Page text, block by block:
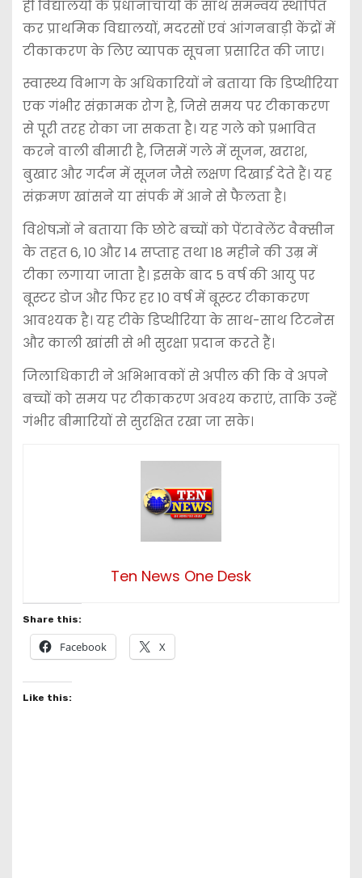
ही विद्यालयों के प्रधानाचार्यों के साथ समन्वय स्थापित
कर प्राथमिक विद्यालयों, मदरसों एवं आंगनबाड़ी केंद्रों में
टीकाकरण के लिए व्यापक सूचना प्रसारित की जाए।
स्वास्थ्य विभाग के अधिकारियों ने बताया कि डिप्थीरिया
एक गंभीर संक्रामक रोग है, जिसे समय पर टीकाकरण
से पूरी तरह रोका जा सकता है। यह गले को प्रभावित
करने वाली बीमारी है, जिसमें गले में सूजन, खराश,
बुखार और गर्दन में सूजन जैसे लक्षण दिखाई देते हैं। यह
संक्रमण खांसने या संपर्क में आने से फैलता है।
विशेषज्ञों ने बताया कि छोटे बच्चों को पेंटावेलेंट वैक्सीन
के तहत 6, 10 और 14 सप्ताह तथा 18 महीने की उम्र में
टीका लगाया जाता है। इसके बाद 5 वर्ष की आयु पर
बूस्टर डोज और फिर हर 10 वर्ष में बूस्टर टीकाकरण
आवश्यक है। यह टीके डिप्थीरिया के साथ-साथ टिटनेस
और काली खांसी से भी सुरक्षा प्रदान करते हैं।
जिलाधिकारी ने अभिभावकों से अपील की कि वे अपने
बच्चों को समय पर टीकाकरण अवश्य कराएं, ताकि उन्हें
गंभीर बीमारियों से सुरक्षित रखा जा सके।
Ten News One Desk
Share this:
Facebook X
Like this: